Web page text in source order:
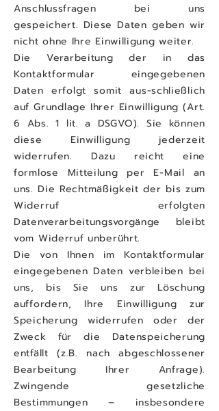
Anschlussfragen bei uns
gespeichert. Diese Daten geben wir
nicht ohne Ihre Einwilligung weiter.
Die Verarbeitung der in das
Kontaktformular eingegebenen
Daten erfolgt somit aus-schließlich
auf Grundlage Ihrer Einwilligung (Art.
6 Abs. 1 lit. a DSGVO). Sie können
diese Einwilligung jederzeit
widerrufen. Dazu reicht eine
formlose Mitteilung per E-Mail an
uns. Die Rechtmäßigkeit der bis zum
Widerruf erfolgten
Datenverarbeitungsvorgänge bleibt
vom Widerruf unberührt.
Die von Ihnen im Kontaktformular
eingegebenen Daten verbleiben bei
uns, bis Sie uns zur Löschung
auffordern, Ihre Einwilligung zur
Speicherung widerrufen oder der
Zweck für die Datenspeicherung
entfällt (z.B. nach abgeschlossener
Bearbeitung Ihrer Anfrage).
Zwingende gesetzliche
Bestimmungen – insbesondere